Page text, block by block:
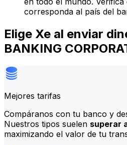
corresponda al país del
Elige Xe al enviar
BANKING
Mejores tarifas
Compáranos con tu banco y
Nuestros tipos suelen superar
maximizando el valor de tu